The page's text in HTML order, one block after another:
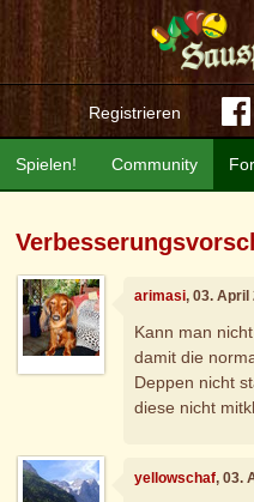
Registrieren
Community
Spielen!
arimasi, 03. April
Kann man
damit die
Deppen nicht
diese nicht
yellowschaf, 03.